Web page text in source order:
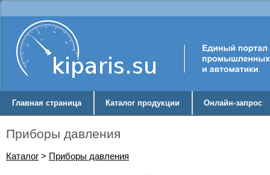
Главная страница Каталог продукции Онлайн-запрос
Приборы давления
Каталог > Приборы давления